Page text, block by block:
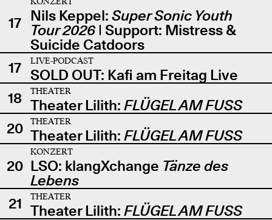
17 Nils Keppel: Super Sonic Youth
Tour 2026| Support: Mistress &
Suicide Catdoors
17
LIVE-PODCAST
SOLD OUT: Kafi am Freitag Live
18
THEATER
Theater Lilith: FLÜGEL AM FUSS
20
THEATER
Theater Lilith: FLÜGEL AM FUSS
20
KONZERT
LSO: klangXchange Tänze des
Lebens
21
THEATER
Theater Lilith: FLÜGEL AM FUSS